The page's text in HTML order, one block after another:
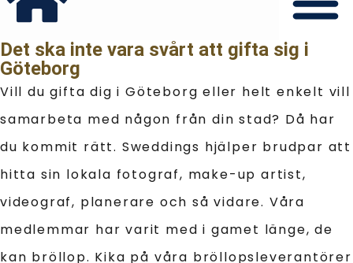
Det ska inte vara svårt att gifta sig i
Göteborg
Vill du gifta dig i Göteborg eller helt enkelt vill
samarbeta med någon från din stad? Då har
du kommit rätt. Sweddings hjälper brudpar att
hitta sin lokala fotograf, make-up artist,
videograf, planerare och så vidare. Våra
medlemmar har varit med i gamet länge, de
kan bröllop. Kika på våra bröllopsleverantörer